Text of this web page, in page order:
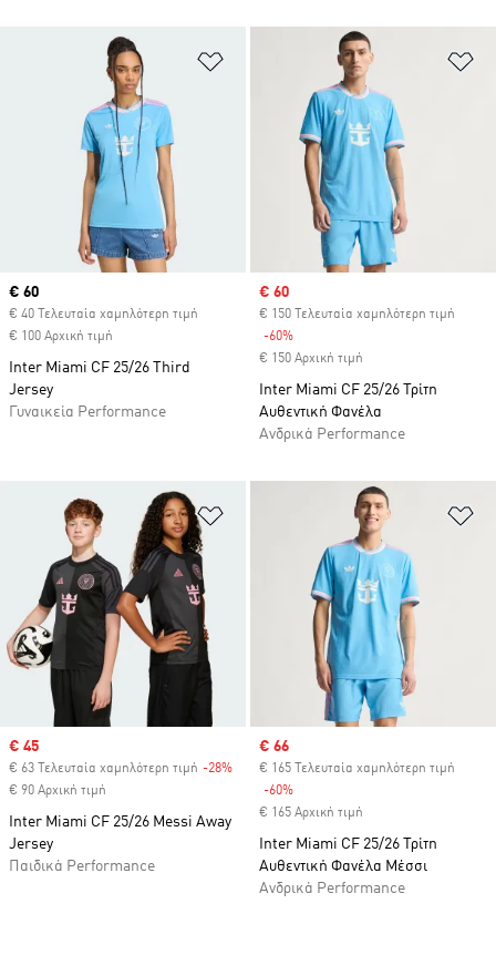
Προσθήκη στη Λίστα Επιθυμιών
Current price
€ 60
€ 40 Τελευταία χαμηλότερη τιμή
€ 100 Αρχική τιμή
Inter Miami CF 25/26 Third
Jersey
Γυναικεία Performance
Sale price
€ 60
€ 150 Τελευταία χαμηλότερη τιμή
-60%
€ 150 Αρχική τιμή
Inter Miami CF 25/26 Τρίτη
Αυθεντική Φανέλα
Ανδρικά Performance
Προσθήκη στη Λίστα Επιθυμιών
Sale price
€ 45
€ 63 Τελευταία χαμηλότερη τιμή -28% Discount
€ 90 Αρχική τιμή
Inter Miami CF 25/26 Messi Away
Jersey
Παιδικά Performance
Sale price
€ 66
€ 165 Τελευταία χαμηλότερη τιμή
-60%
€ 165 Αρχική τιμή
Inter Miami CF 25/26 Τρίτη
Αυθεντική Φανέλα Μέσσι
Ανδρικά Performance